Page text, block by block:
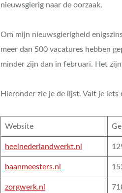
nieuwsgierig naar de oorzaak.
Om mijn nieuwsgierigheid
meer dan 500 vacatures hebben
minder zijn dan in februari. Het
Hieronder zie je de lijst. Valt je iets
Website
heelnederlandwerkt.nl
baanmeesters.nl
zorgwerk.nl